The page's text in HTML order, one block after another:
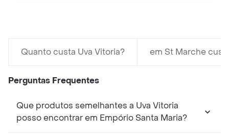
Quanto custa Uva Vitoria? em St Marche
Perguntas Frequentes
Que produtos semelhantes a Uva Vitoria
posso encontrar em Empório Santa Maria?